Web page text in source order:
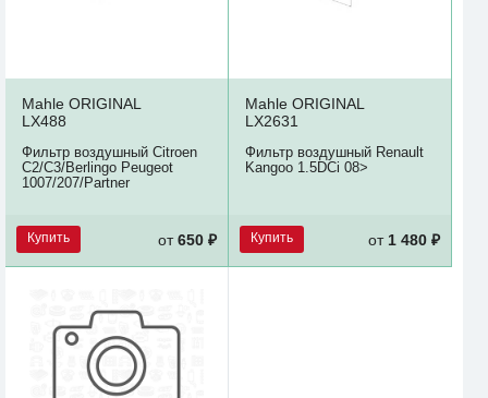
Mahle ORIGINAL
LX488
Фильтр воздушный Citroen
С2/C3/Berlingo Peugeot
1007/207/Partner
Купить от650 ₽
Mahle ORIGINAL
LX2631
Фильтр воздушный Renault
Kangoo 1.5DCi 08>
Купить от1 480 ₽